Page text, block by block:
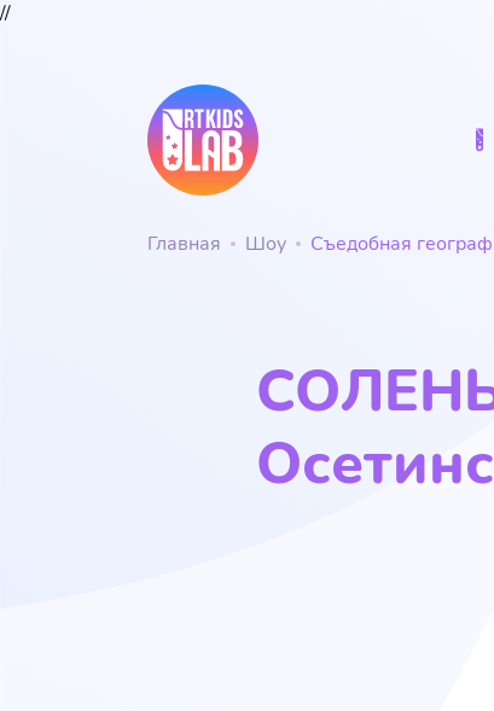
//
Главная Шоу Съедобная